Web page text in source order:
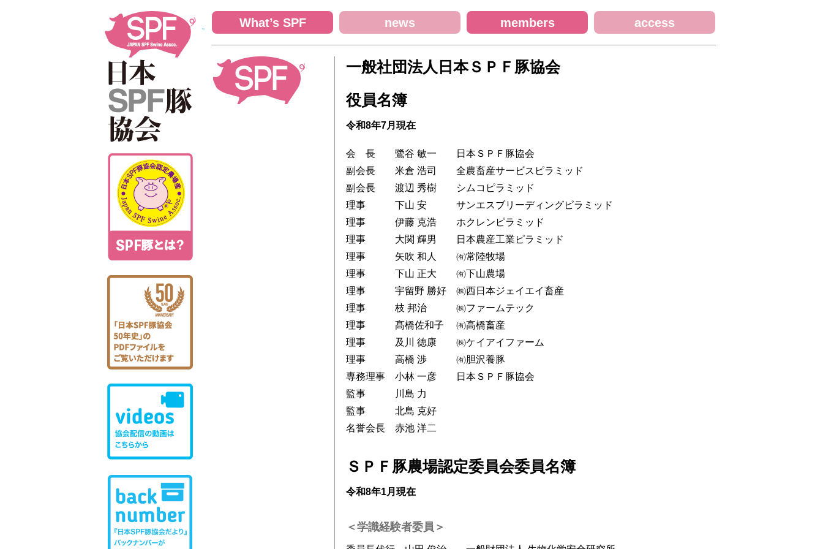
What’s SPF news members access
一般社団法人日本ＳＰＦ豚協会
役員名簿
令和8年7月現在
会 長 鷺谷 敏一 日本ＳＰＦ豚協会
副会長 米倉 浩司 全農畜産サービスピラミッド
副会長 渡辺 秀樹 シムコピラミッド
理事 下山 安 サンエスブリーディングピラミッド
理事 伊藤 克浩 ホクレンピラミッド
理事 大関 輝男 日本農産工業ピラミッド
理事 矢吹 和人 ㈲常陸牧場
理事 下山 正大 ㈲下山農場
理事 宇留野 勝好 ㈱西日本ジェイエイ畜産
理事 枝 邦治 ㈱ファームテック
理事 髙橋佐和子 ㈲高橋畜産
理事 及川 徳康 ㈱ケイアイファーム
理事 高橋 渉 ㈲胆沢養豚
専務理事 小林 一彦 日本ＳＰＦ豚協会
監事 川島 力
監事 北島 克好
名誉会長 赤池 洋二
ＳＰＦ豚農場認定委員会委員名簿
令和8年1月現在
＜学識経験者委員＞